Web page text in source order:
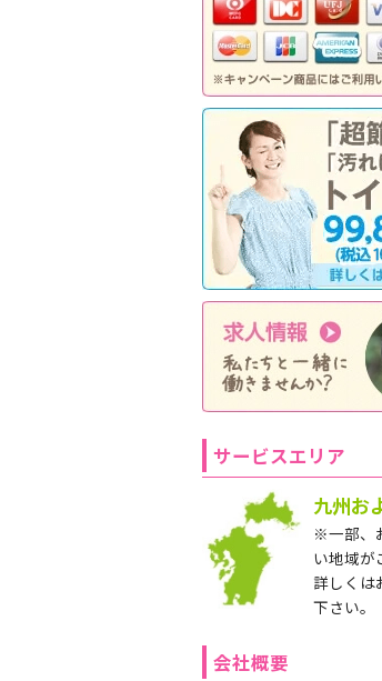
サービスエリア
九州お
※一部、
い地域が
詳しくは
下さい。
会社概要